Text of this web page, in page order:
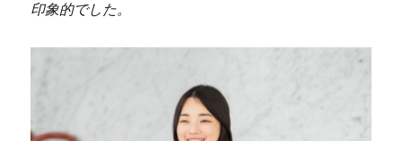
印象的でした。